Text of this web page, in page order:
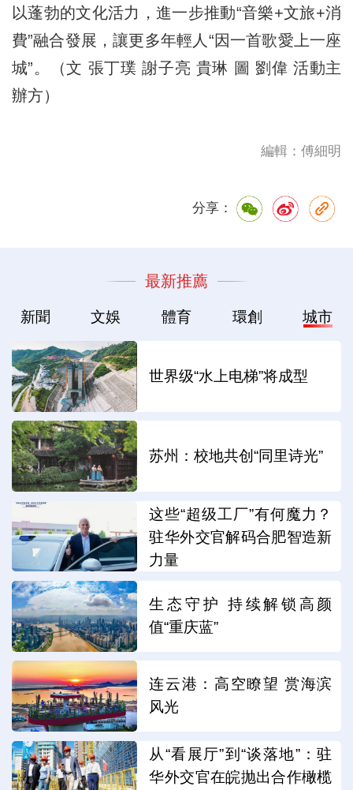
以蓬勃的文化活力，進一步推動“音樂+文旅+消
費”融合發展，讓更多年輕人“因一首歌愛上一座
城”。（文 張丁璞 謝子亮 貴琳 圖 劉偉 活動主
辦方）
編輯：傅細明
分享：
最新推薦
新聞 文娛 體育 環創 城市
世界级“水上电梯”将成型
苏州：校地共创“同里诗光”
这些“超级工厂”有何魔力？
驻华外交官解码合肥智造新
力量
生态守护 持续解锁高颜
值“重庆蓝”
连云港：高空瞭望 赏海滨
风光
从“看展厅”到“谈落地”：驻
华外交官在皖抛出合作橄榄